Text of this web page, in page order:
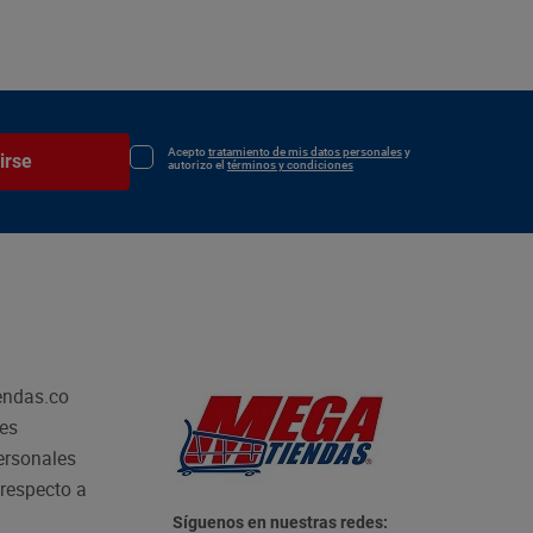
Aceptotratamiento de mis datos personalesy
autorizo el términos y condiciones
a
Síguenos en nuestras redes: